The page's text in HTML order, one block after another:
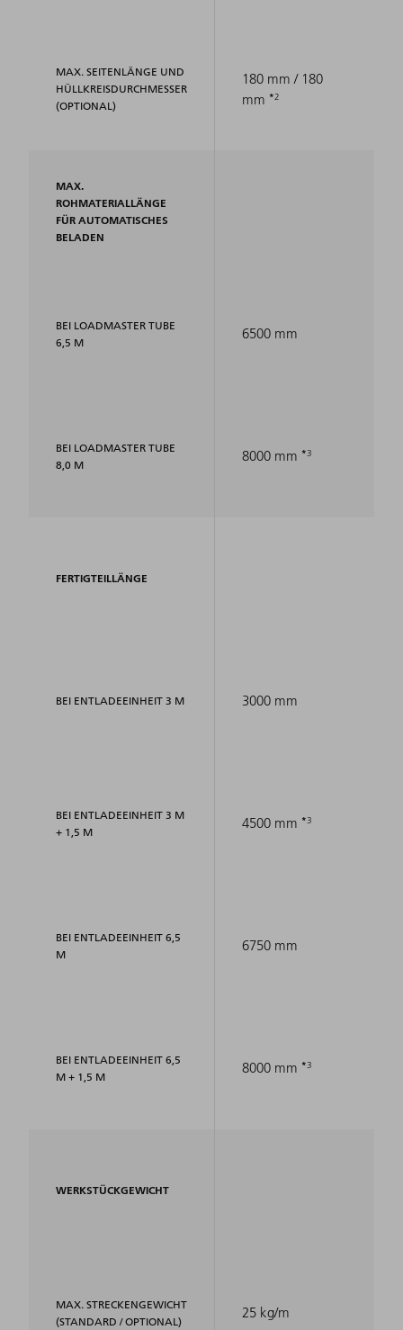
MAX. SEITENLÄNGE UND
HÜLLKREISDURCHMESSER
(OPTIONAL)
MAX.
ROHMATERIALLÄNGE
FÜR AUTOMATISCHES
BELADEN
BEI LOADMASTER TUBE
6,5 M
BEI LOADMASTER TUBE
8,0 M
FERTIGTEILLÄNGE
BEI ENTLADEEINHEIT 3 M
BEI ENTLADEEINHEIT 3 M
+ 1,5 M
BEI ENTLADEEINHEIT 6,5
M
BEI ENTLADEEINHEIT 6,5
M + 1,5 M
WERKSTÜCKGEWICHT
MAX. STRECKENGEWICHT
(STANDARD / OPTIONAL)
180 mm / 180
mm
2
6500 mm
8000 mm 3
3000 mm
4500 mm 3
6750 mm
8000 mm 3
25 kg/m